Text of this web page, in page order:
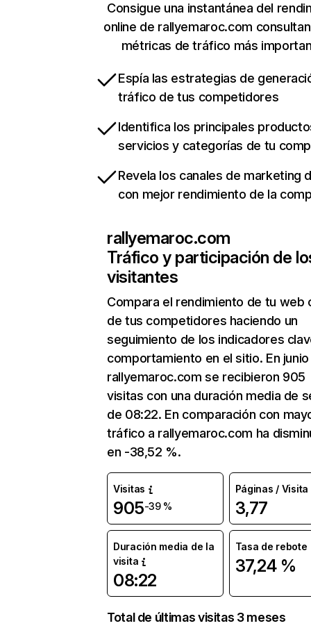
Consigue una instantánea del
online de rallyemaroc.com
métricas de tráfico más
Espía las estrategias de
tráfico de tus competidores
Identifica los principales
servicios y categorías de tu
Revela los canales de marketing
con mejor rendimiento de la
rallyemaroc.com
Tráfico y participación de
visitantes
Compara el rendimiento de tu web
de tus competidores haciendo un
seguimiento de los indicadores
comportamiento en el sitio. En junio
rallyemaroc.com se recibieron 905
visitas con una duración media de
de 08:22. En comparación con
tráfico a rallyemaroc.com ha
en -38,52 %.
Visitas
905-39 %
Páginas / Visita
3,77
Duración media de la
visita
08:22
Tasa de rebote
37,24 %
Total de últimas visitas 3 meses